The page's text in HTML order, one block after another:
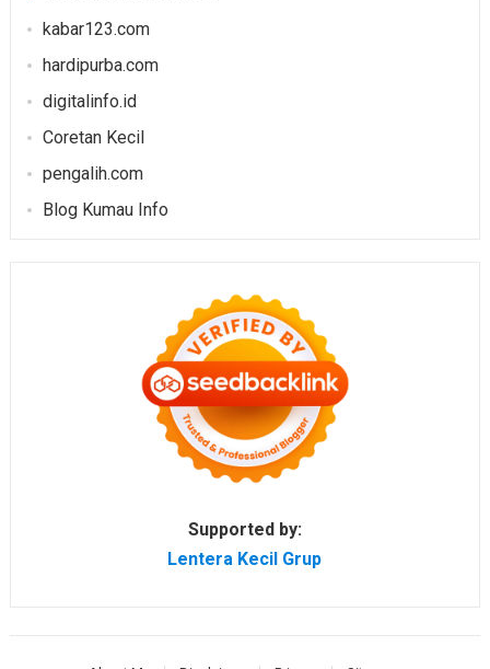
kabar123.com
hardipurba.com
digitalinfo.id
Coretan Kecil
pengalih.com
Blog Kumau Info
Supported by:
Lentera Kecil Grup